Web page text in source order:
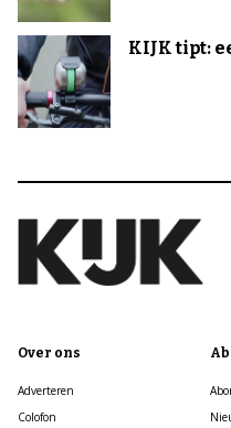
KIJK tipt:
Over ons
Adverteren
Colofon